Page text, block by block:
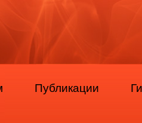
Публикации